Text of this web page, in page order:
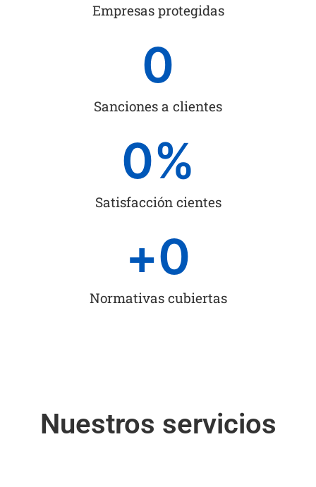
Empresas protegidas
Sanciones a clientes
0
Satisfacción cientes
0%
Normativas cubiertas
+0
Nuestros servicios